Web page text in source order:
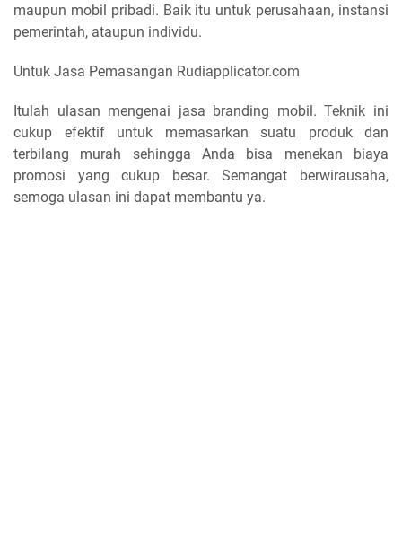
maupun mobil pribadi. Baik itu untuk perusahaan, instansi
pemerintah, ataupun individu.
Untuk Jasa Pemasangan Rudiapplicator.com
Itulah ulasan mengenai jasa branding mobil. Teknik ini
cukup efektif untuk memasarkan suatu produk dan
terbilang murah sehingga Anda bisa menekan biaya
promosi yang cukup besar. Semangat berwirausaha,
semoga ulasan ini dapat membantu ya.